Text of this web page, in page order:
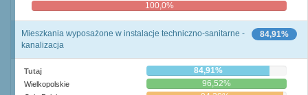
100,0%
84,91%
Mieszkania wyposażone w instalacje techniczno-sanitarne -
kanalizacja
Tutaj 84,91%
Wielkopolskie 96,52%